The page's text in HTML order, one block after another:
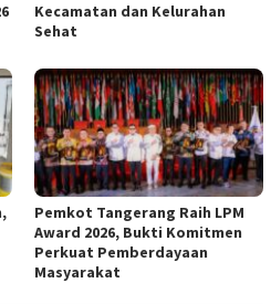
Kecamatan dan Kelurahan
Sehat
Pemkot Tangerang Raih LPM
Award 2026, Bukti Komitmen
Perkuat Pemberdayaan
Masyarakat